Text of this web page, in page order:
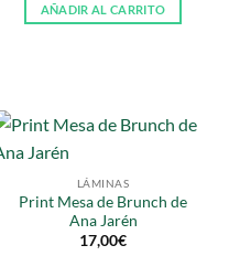
AÑADIR AL CARRITO
LÁMINAS
Print Mesa de Brunch de
Ana Jarén
17,00€